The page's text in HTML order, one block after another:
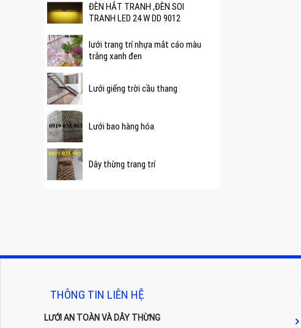
ĐÈN HẮT TRANH ,ĐÈN SOI
TRANH LED 24 W DD 9012
lưới trang trí nhựa mắt cáo màu
trắng xanh đen
Lưới giếng trời cầu thang
Lưới bao hàng hóa
Dây thừng trang trí
THÔNG TIN LIÊN HỆ
LƯỚI AN TOÀN VÀ DÂY THỪNG